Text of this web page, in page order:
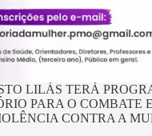
LILÁS TERÁ
PARA O COMBATE E
CONTRA A